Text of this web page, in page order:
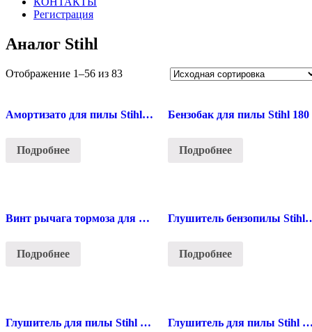
Регистрация
Аналог Stihl
Отображение 1–56 из 83
Амортизато для пилы Stihl 180
Подробнее
Бензобак для пилы Stihl 180
Подробнее
Винт рычага тормоза для пилы Stihl
Подробнее
Глушитель
Подробнее
Глушитель для пилы Stihl 180 Глушитель для пилы